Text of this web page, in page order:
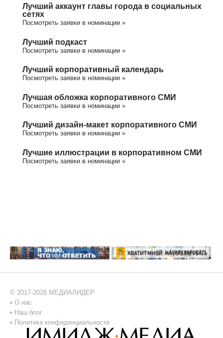
Лучший аккаунт главы города в социальных
сетях
Посмотреть заявки в номинации »
Лучший подкаст
Посмотреть заявки в номинации »
Лучший корпоративный календарь
Посмотреть заявки в номинации »
Лучшая обложка корпоративного СМИ
Посмотреть заявки в номинации »
Лучший дизайн-макет корпоративного СМИ
Посмотреть заявки в номинации »
Лучшие иллюстрации в корпоративном СМИ
Посмотреть заявки в номинации »
© 2017-2026 МЕДИАЛИДЕР
• О нас
• Наш блог
• Политика конфиденциальности